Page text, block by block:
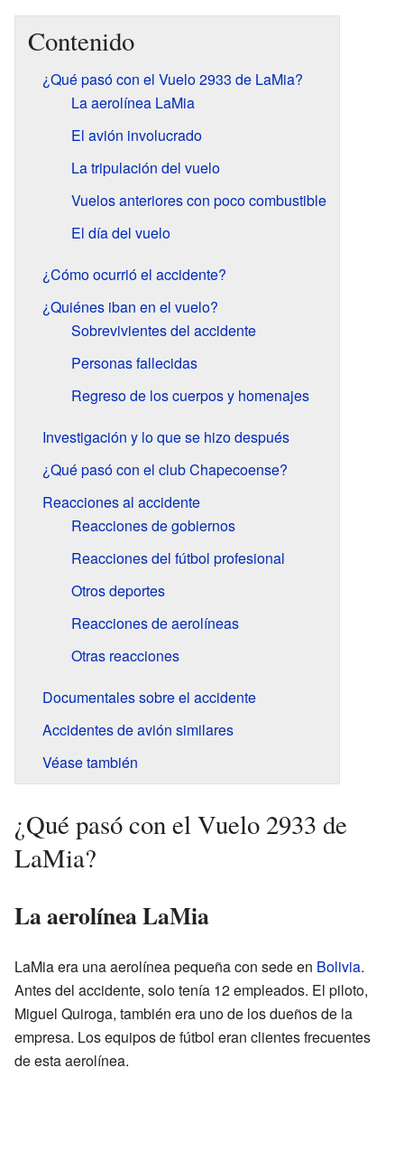
Contenido
¿Qué pasó con el Vuelo 2933 de LaMia?
La aerolínea LaMia
El avión involucrado
La tripulación del vuelo
Vuelos anteriores con poco combustible
El día del vuelo
¿Cómo ocurrió el accidente?
¿Quiénes iban en el vuelo?
Sobrevivientes del accidente
Personas fallecidas
Regreso de los cuerpos y homenajes
Investigación y lo que se hizo después
¿Qué pasó con el club Chapecoense?
Reacciones al accidente
Reacciones de gobiernos
Reacciones del fútbol profesional
Otros deportes
Reacciones de aerolíneas
Otras reacciones
Documentales sobre el accidente
Accidentes de avión similares
Véase también
¿Qué pasó con el Vuelo 2933 de
LaMia?
La aerolínea LaMia
LaMia era una aerolínea pequeña con sede en Bolivia.
Antes del accidente, solo tenía 12 empleados. El piloto,
Miguel Quiroga, también era uno de los dueños de la
empresa. Los equipos de fútbol eran clientes frecuentes
de esta aerolínea.